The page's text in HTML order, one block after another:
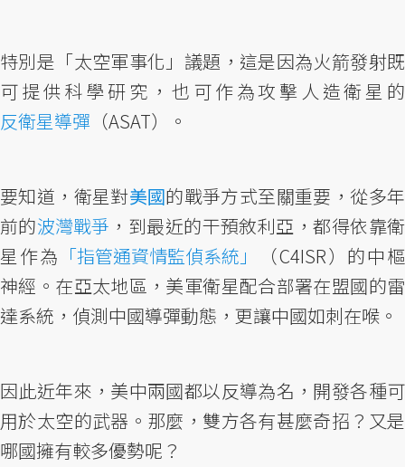
特別是「太空軍事化」議題，這是因為火箭發射既
可提供科學研究，也可作為攻擊人造衛星的
反衛星導彈 （ASAT）。
要知道，衛星對美國的戰爭方式至關重要，從多年
前的波灣戰爭 ，到最近的干預敘利亞，都得依靠衛
星作為 「指管通資情監偵系統」
（C4ISR）的中樞
神經。在亞太地區，美軍衛星配合部署在盟國的雷
達系統，偵測中國導彈動態，更讓中國如刺在喉。
因此近年來，美中兩國都以反導為名，開發各種可
用於太空的武器。那麼，雙方各有甚麼奇招？又是
哪國擁有較多優勢呢？